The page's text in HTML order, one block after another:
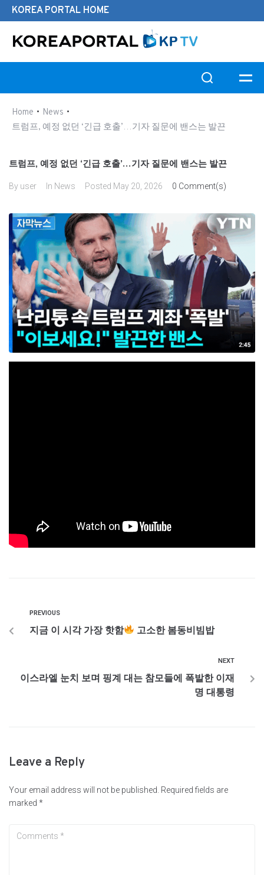
KOREA PORTAL HOME
Home • News •
트럼프, 예정 없던 ‘긴급 호출’…기자 질문에 밴스는 발끈
트럼프, 예정 없던 ‘긴급 호출’…기자 질문에 밴스는 발끈
By user In News Posted May 20, 2026 0 Comment(s)
PREVIOUS
지금 이 시각 가장 핫함 고소한 봄동비빔밥
NEXT
이스라엘 눈치 보며 핑계 대는 참모들에 폭발한 이재
명 대통령
Leave a Reply
Your email address will not be published. Required fields are
marked *